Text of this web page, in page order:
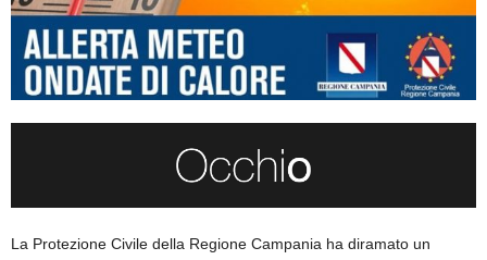
La Protezione Civile della Regione Campania ha diramato un